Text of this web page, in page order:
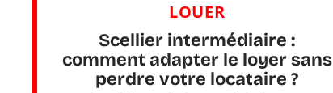
LOUER
Scellier intermédiaire :
comment adapter le loyer sans
perdre votre locataire ?